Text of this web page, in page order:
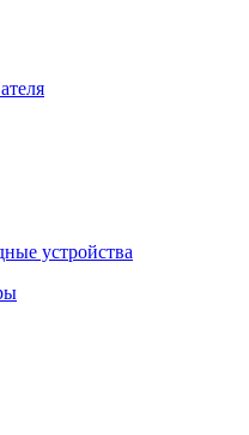
устройства